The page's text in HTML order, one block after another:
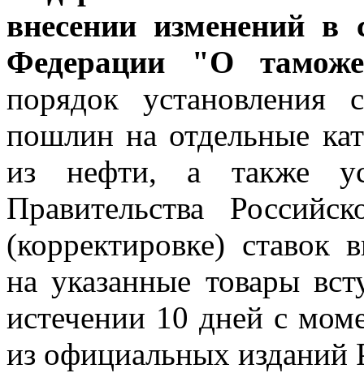
внесении изменений в
Федерации "О
порядок установления
пошлин на отдельные
из нефти, а также
Правительства
(корректировке)
на указанные товары
истечении 10 дней с
из официальных изданий